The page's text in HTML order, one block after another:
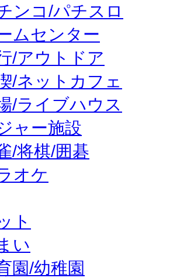
ンコ/パチスロ
ムセンター
/アウトドア
/ネットカフェ
/ライブハウス
ャー施設
/将棋/囲碁
オケ
ト
い
園/幼稚園